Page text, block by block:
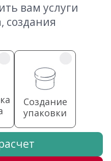
вам услуги
создания
Создание
упаковки